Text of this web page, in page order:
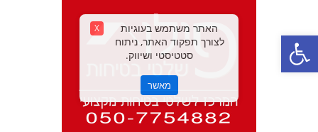
פתח סרגל נגישות X
האתר משתמש בעוגיות
לצורך תפקוד האתר, ניתוח
סטטיסטי ושיווק.
מאשר